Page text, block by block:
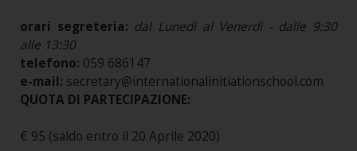
orari segreteria: dal Lunedì al Venerdì - dalle 9:30
alle 13:30
telefono: 059 686147
e-mail: secretary@internationalinitiationschool.com
QUOTA DI PARTECIPAZIONE:
€ 95 (saldo entro il 20 Aprile 2020)